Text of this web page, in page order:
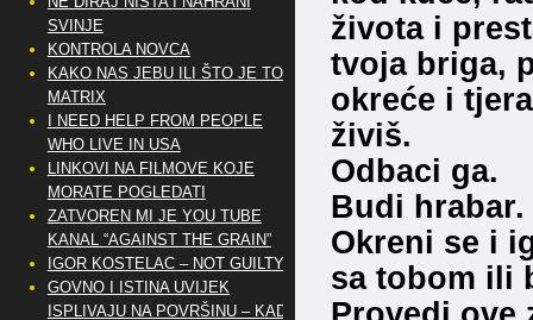
života i
tvoja briga,
okreće i
živiš.
Odbaci ga.
Budi hrabar.
Okreni se i
sa tobom ili
SVINJE
KONTROLA NOVCA
KAKO NAS JEBU ILI ŠTO JE TO
MATRIX
I NEED HELP FROM PEOPLE
WHO LIVE IN USA
LINKOVI NA FILMOVE KOJE
MORATE POGLEDATI
ZATVOREN MI JE YOU TUBE
KANAL “AGAINST THE GRAIN”
IGOR KOSTELAC – NOT GUILTY
GOVNO I ISTINA UVIJEK
ISPLIVAJU NA POVRŠINU – KAD